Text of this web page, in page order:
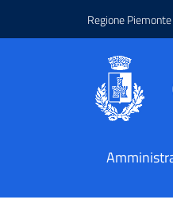
Regione Piemonte